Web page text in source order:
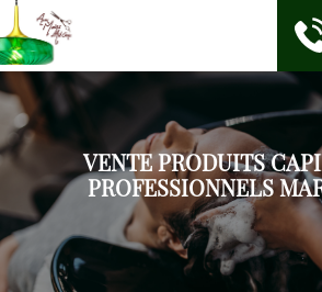
VENTE PRODUITS
PROFESSIONNELS